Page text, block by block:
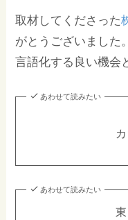
取材してくださった
がとうございました
言語化する良い機会
あわせて読みたい
あわせて読みたい